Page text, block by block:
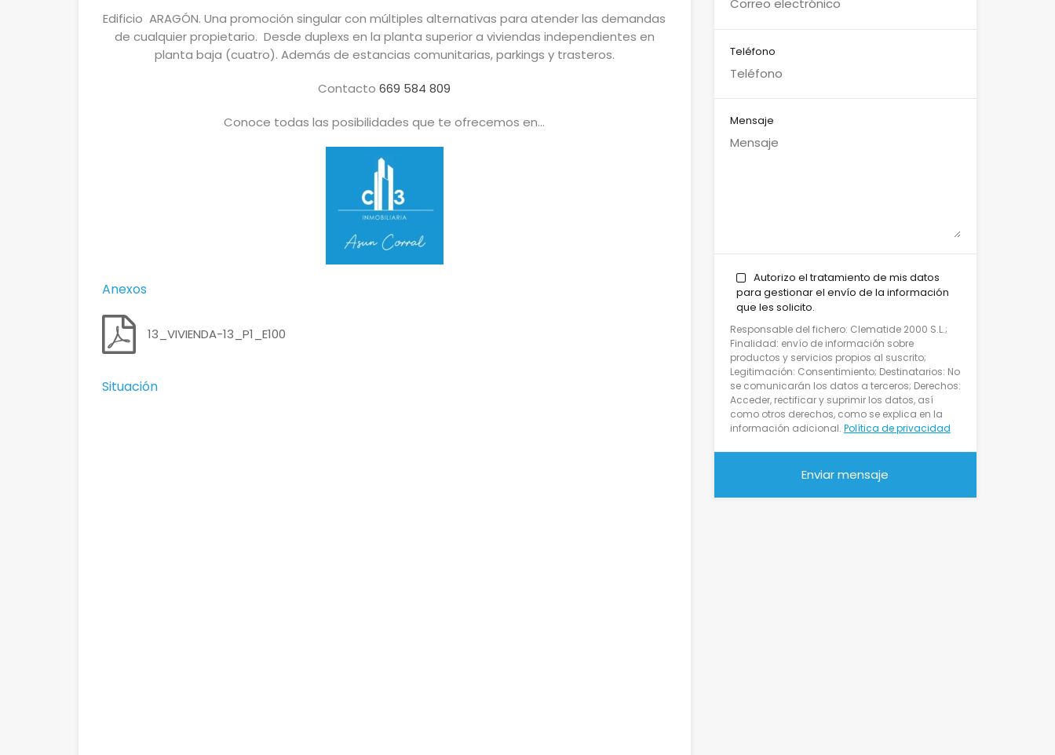
Edificio ARAGÓN. Una promoción singular con múltiples alternativas para atender las demandas
de cualquier propietario. Desde duplexs en la planta superior a viviendas independientes en
planta baja (cuatro). Además de estancias comunitarias, parkings y trasteros.
Contacto669 584 809
Conoce todas las posibilidades que te ofrecemos en…
Anexos
13_VIVIENDA-13_P1_E100
Situación
Teléfono
Mensaje
Autorizo el tratamiento de mis datos
para gestionar el envío de la información
que les solicito.
Responsable del fichero: Clematide 2000 S.L.;
Finalidad: envío de información sobre
productos y servicios propios al suscrito;
Legitimación: Consentimiento; Destinatarios: No
se comunicarán los datos a terceros; Derechos:
Acceder, rectificar y suprimir los datos, así
como otros derechos, como se explica en la
información adicional. Política de privacidad